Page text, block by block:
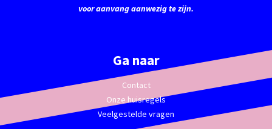
voor aanvang aanwezig te zijn.
Ga naar
Contact
Onze huisregels
Veelgestelde vragen